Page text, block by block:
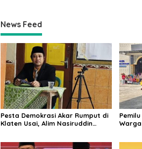
News Feed
Pesta Demokrasi Akar Rumput di
Klaten Usai, Alim Nasiruddin